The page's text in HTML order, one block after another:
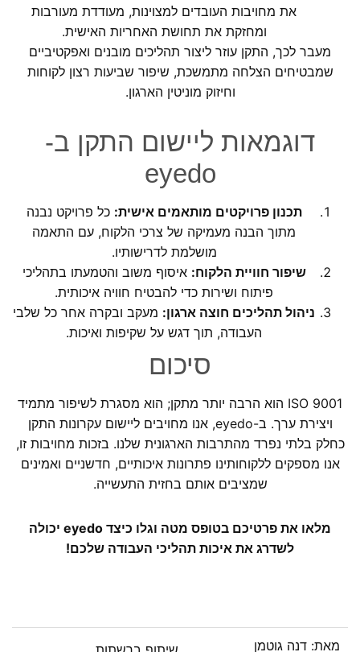
את מחויבות העובדים למצוינות, מעודדת מעורבות
ומחזקת את תחושת האחריות האישית.
מעבר לכך, התקן עוזר ליצור תהליכים מובנים ואפקטיביים
שמבטיחים הצלחה מתמשכת, שיפור שביעות רצון לקוחות
וחיזוק מוניטין הארגון.
דוגמאות ליישום התקן ב-
eyedo
תכנון פרויקטים מותאמים אישית: כל פרויקט נבנה
מתוך הבנה מעמיקה של צרכי הלקוח, עם התאמה
מושלמת לדרישותיו.
שיפור חוויית הלקוח: איסוף משוב והטמעתו בתהליכי
פיתוח ושירות כדי להבטיח חוויה איכותית.
ניהול תהליכים חוצה ארגון: מעקב ובקרה אחר כל שלבי
העבודה, תוך דגש על שקיפות ואיכות.
סיכום
ISO 9001 הוא הרבה יותר מתקן; הוא מסגרת לשיפור מתמיד
ויצירת ערך. ב-eyedo, אנו מחויבים ליישום עקרונות התקן
כחלק בלתי נפרד מהתרבות הארגונית שלנו. בזכות מחויבות זו,
אנו מספקים ללקוחותינו פתרונות איכותיים, חדשניים ואמינים
שמציבים אותם בחזית התעשייה.
מלאו את פרטיכם בטופס מטה וגלו כיצד eyedo יכולה
לשדרג את איכות תהליכי העבודה שלכם!
מאת: דנה גוטמן